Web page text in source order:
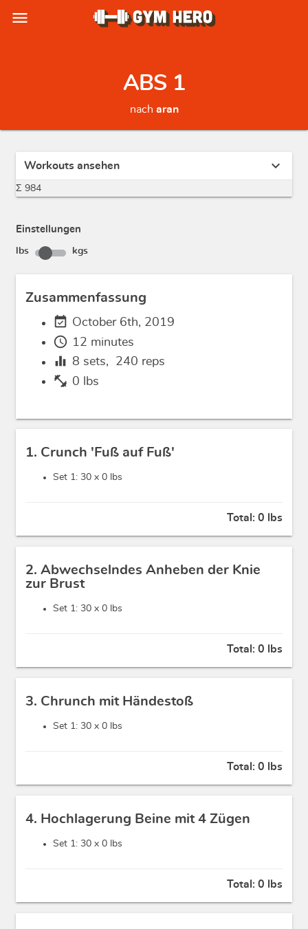
menu
ABS 1
nach aran
Workouts ansehen expand_more
Σ 984
Einstellungen
lbs kgs
Zusammenfassung
event_available October 6th, 2019
schedule 12 minutes
equalizer 8 sets, 240 reps
fitness_center 0 lbs
1. Crunch 'Fuß auf Fuß'
Set 1: 30 x 0 lbs
Total: 0 lbs
2. Abwechselndes Anheben der Knie
zur Brust
Set 1: 30 x 0 lbs
Total: 0 lbs
3. Chrunch mit Händestoß
Set 1: 30 x 0 lbs
Total: 0 lbs
4. Hochlagerung Beine mit 4 Zügen
Set 1: 30 x 0 lbs
Total: 0 lbs